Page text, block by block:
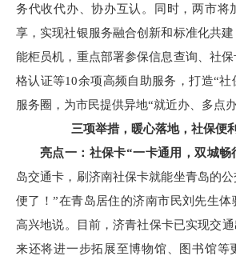
务代收代办、协办互认。同时，两市将
享，实现社银服务融合创新和标准化共
能柜员机，重点部署参保信息查询、社
格认证等10余项高频自助服务，打造“社
服务圈，为市民提供异地“就近办、多点
三项举措，暖心落地，社保便
亮点一：社保卡“一卡通用，双城畅
岛交通卡，刷济南社保卡就能坐青岛的
便了！”在青岛居住的济南市民刘先生
高兴地说。目前，济青社保卡已实现交
来还将进一步拓展至博物馆、图书馆等